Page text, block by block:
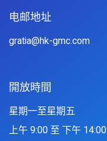
电邮地址
gratia@hk-gmc.com
開放時間
星期一至星期五
上午 9:00 至 下午 14:00